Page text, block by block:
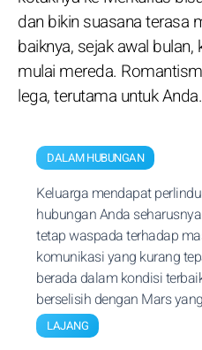
dan bikin suasana terasa
baiknya, sejak awal
mulai mereda.
lega, terutama untuk Anda.
DALAM HUBUNGAN
Keluarga mendapat
hubungan Anda
tetap waspada terhadap
komunikasi yang kurang
berada dalam kondisi
berselisih dengan Mars
LAJANG